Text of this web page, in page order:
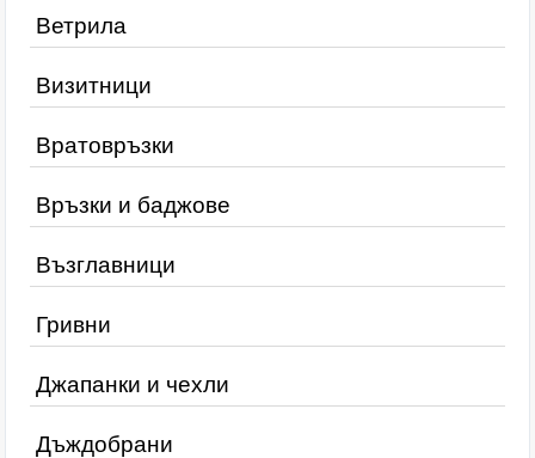
Ветрила
Визитници
Вратовръзки
Връзки и баджове
Възглавници
Гривни
Джапанки и чехли
Дъждобрани